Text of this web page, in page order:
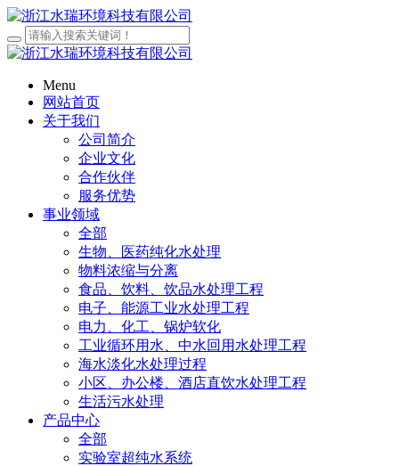
Menu
网站首页
关于我们
公司简介
企业文化
合作伙伴
服务优势
事业领域
全部
生物、医药纯化水处理
物料浓缩与分离
食品、饮料、饮品水处理工程
电子、能源工业水处理工程
电力、化工、锅炉软化
工业循环用水、中水回用水处理工程
海水淡化水处理过程
小区、办公楼、酒店直饮水处理工程
生活污水处理
产品中心
全部
实验室超纯水系统